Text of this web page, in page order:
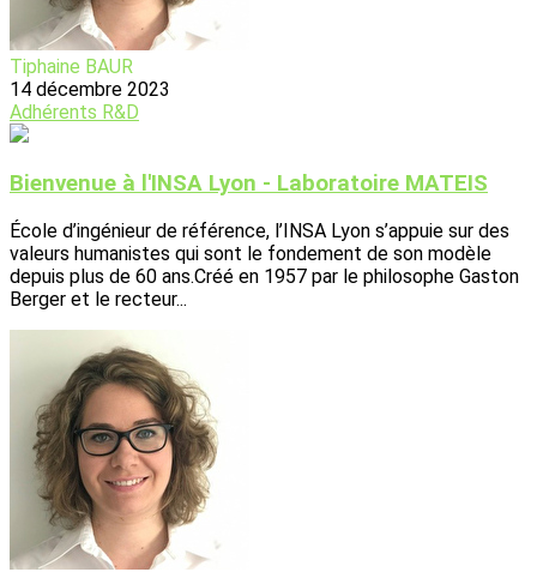
Tiphaine BAUR
14 décembre 2023
Adhérents R&D
Bienvenue à l'INSA Lyon - Laboratoire MATEIS
École d’ingénieur de référence, l’INSA Lyon s’appuie sur des
valeurs humanistes qui sont le fondement de son modèle
depuis plus de 60 ans.Créé en 1957 par le philosophe Gaston
Berger et le recteur...